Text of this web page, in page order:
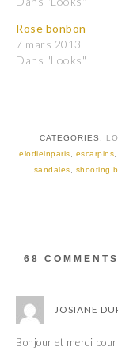
a
t
a
g
e
r
e
a
n
n
e
n
v
a
t
a
g
e
r
e
o
o
d
a
n
e
u
Rose bonbon
7 mars 2013
Dans "Looks"
CATEGORIES:
elodieinparis
escarpins
sandales
shooting
68 COMMENTS
JOSIANE
Bonjour et merci